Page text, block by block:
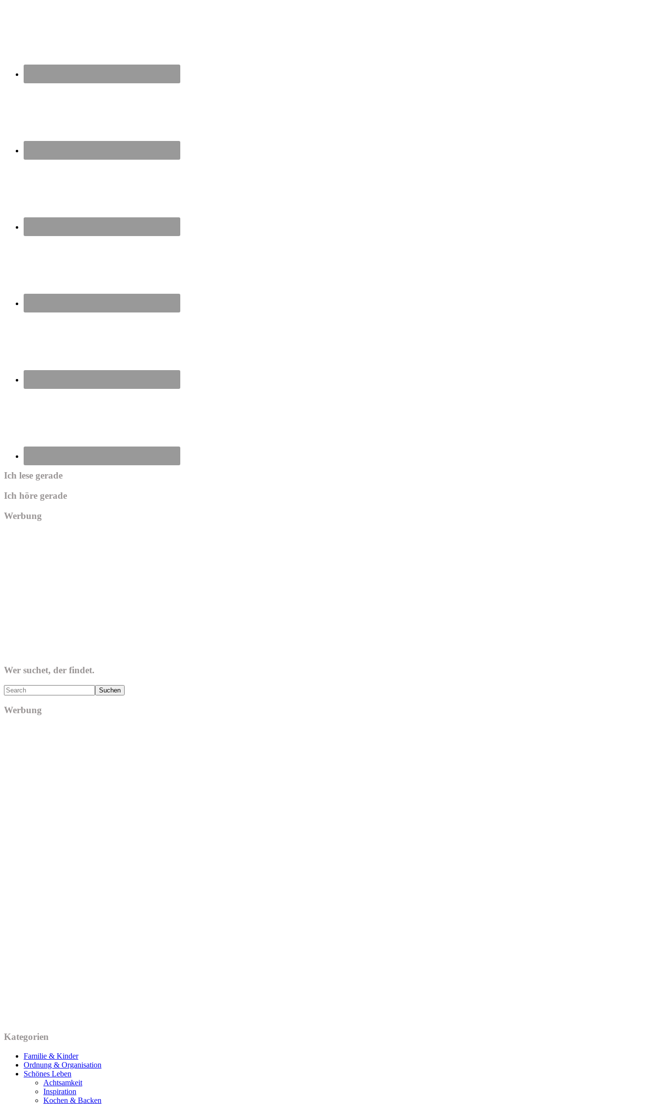
Ich lese gerade
Ich höre gerade
Werbung
Wer suchet, der findet.
Search
Werbung
Kategorien
Familie & Kinder
Ordnung & Organisation
Schönes Leben
Achtsamkeit
Inspiration
Kochen & Backen